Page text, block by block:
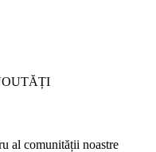
al comunității noastre